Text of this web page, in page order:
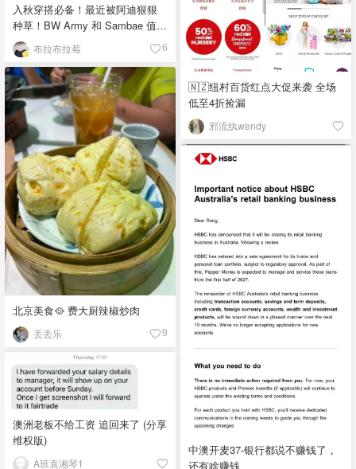
入秋穿搭必备！最近被阿迪狠狠
种草！BW Army 和 Sambae 值得
拥有！布拉布拉莓 6
🇳🇿纽村百货红点大促来袭 全场
低至4折捡漏
邪流纨wendy
北京美食🥘 费大厨辣椒炒肉
丢丢乐 9
中澳开麦37-银行都说不赚钱了，
还有啥赚钱
澳洲老板不给工资 追回来了 (分享
维权版)
A班袁湘琴1